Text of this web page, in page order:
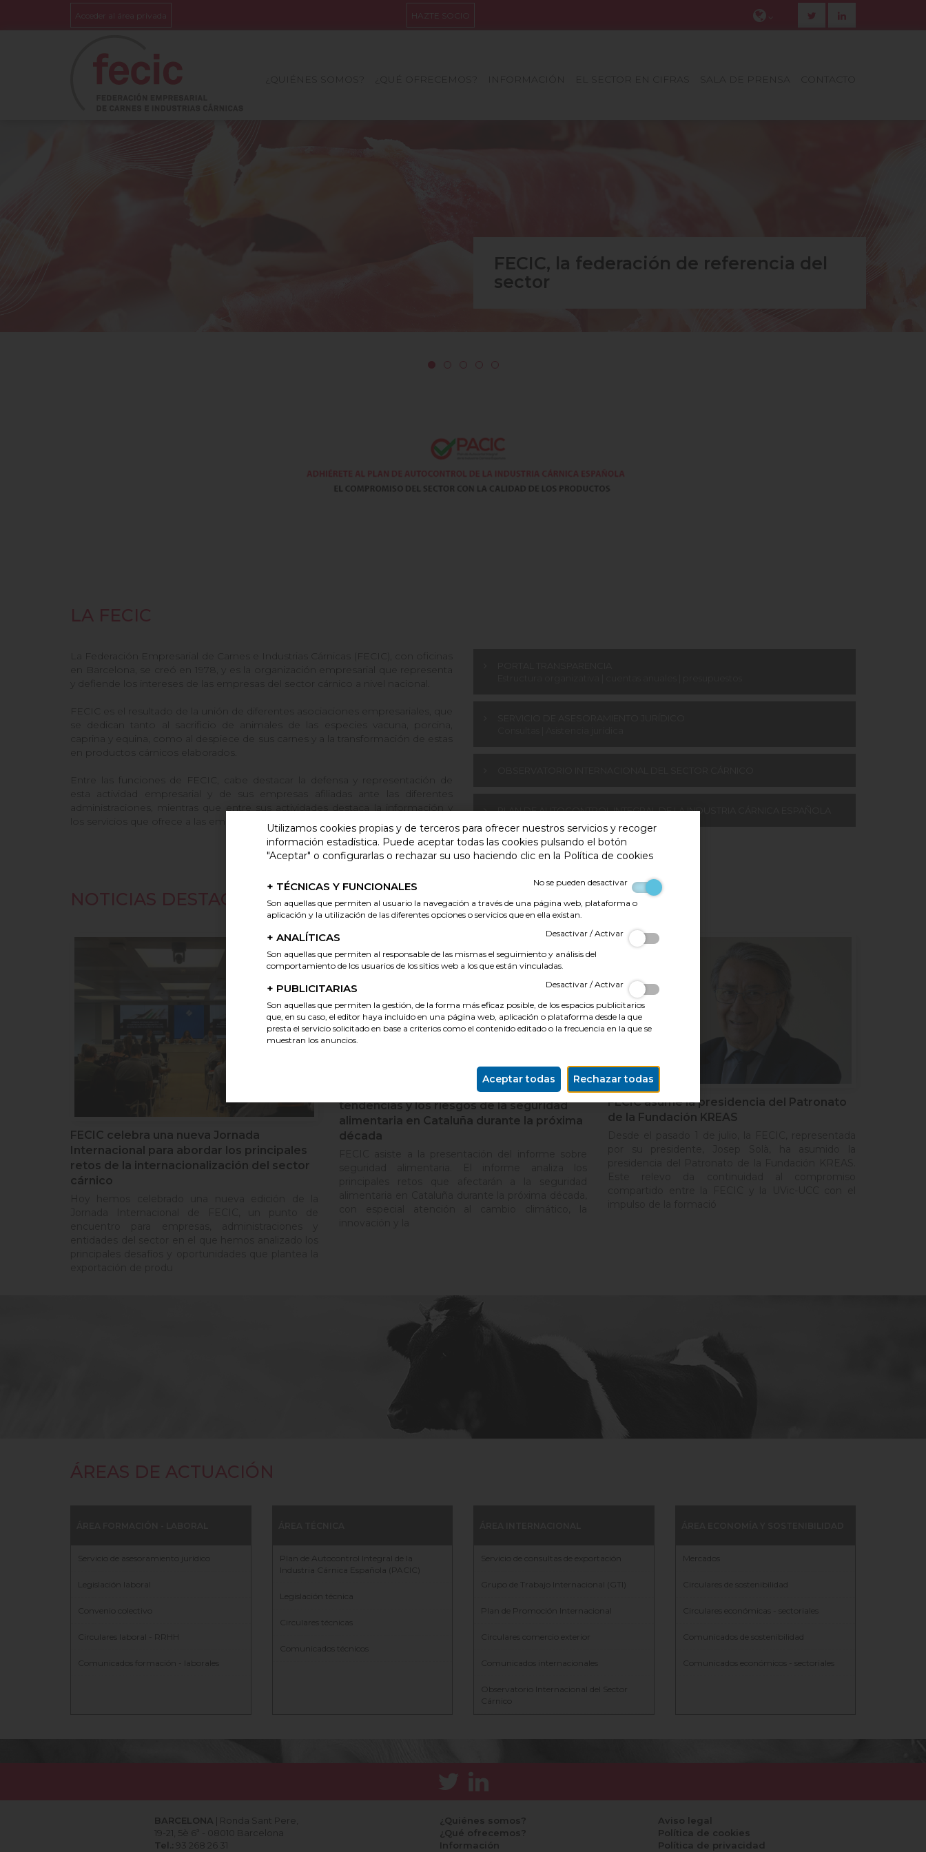
Acceder al área privada HAZTE SOCIO
¿QUIÉNES SOMOS? ¿QUÉ OFRECEMOS? INFORMACIÓN EL SECTOR EN CIFRAS SALA DE PRENSA CONTACTO
FECIC, la federación de referencia del
sector
Los medios hablan de nosotros
Conoce los datos del sector de primera
mano
Nuestros servicios se adaptan a tus
necesidades
FECIC se adhiere a Catalunya, Regió
LA FECIC
La Federación Empresarial de Carnes e Industrias Cárnicas (FECIC), con oficinas
en Barcelona, se creó en 1978, y es la organización empresarial que representa
y defiende los intereses de las empresas del sector cárnico a nivel nacional.
FECIC es el resultado de la unión de diferentes asociaciones empresariales, que
se dedican tanto al sacrificio de animales de las especies vacuna, porcina,
caprina y equina, como al despiece de sus carnes y a la transformación de estas
en productos cárnicos elaborados.
Entre las funciones de FECIC, cabe destacar la defensa y representación de
esta actividad empresarial y de sus empresas afiliadas ante las diferentes
administraciones, mientras que entre sus actividades destaca la información y
los servicios que ofrece a las empresas cárnicas.
PLAN DE AUTOCONTROL INTEGRAL DE LA INDUSTRIA CÁRNICA ESPAÑOLA
NOTICIAS DESTACADAS
FECIC celebra una nueva Jornada
Internacional para abordar los principales
retos de la internacionalización del sector
cárnico
Salut presenta un informe sobre las
tendencias y los riesgos de la seguridad
alimentaria en Cataluña durante la próxima
década
FECIC asume la presidencia del Patronato
de la Fundación KREAS
ÁREAS DE ACTUACIÓN
Servicio de asesoramiento jurídico
Legislación laboral
Convenio colectivo
Circulares laboral - RRHH
Comunicados formación - laborales
Plan de Autocontrol Integral de la
Industria Cárnica Española (PACIC)
Legislación técnica
Circulares técnicas
Comunicados técnicos
Servicio de consultas de exportación
Grupo de Trabajo Internacional (GTI)
Plan de Promoción Internacional
Circulares comercio exterior
Comunicados internacionales
Observatorio Internacional del Sector
Cárnico
Mercados
Circulares de sostenibilidad
Circulares económicas - sectoriales
Comunicados de sostenibilidad
Comunicados económicos - sectoriales
BARCELONA | Ronda Sant Pere,
19-21, 5è 6ª - 08010 Barcelona
Tel.:
93 268 26 31
¿Quiénes somos?
¿Qué ofrecemos?
Información
Aviso legal
Política de cookies
Política de privacidad
Utilizamos cookies propias y de terceros para ofrecer nuestros servicios y recoger
información estadística. Puede aceptar todas las cookies pulsando el botón
"Aceptar" o configurarlas o rechazar su uso haciendo clic en la Política de cookies
+ TÉCNICAS Y FUNCIONALES
No se pueden desactivar
Son aquellas que permiten al usuario la navegación a través de una página web, plataforma o
aplicación y la utilización de las diferentes opciones o servicios que en ella existan.
+ ANALÍTICAS
Desactivar / Activar
Son aquellas que permiten al responsable de las mismas el seguimiento y análisis del
comportamiento de los usuarios de los sitios web a los que están vinculadas.
+ PUBLICITARIAS
Desactivar / Activar
Son aquellas que permiten la gestión, de la forma más eficaz posible, de los espacios publicitarios
que, en su caso, el editor haya incluido en una página web, aplicación o plataforma desde la que
presta el servicio solicitado en base a criterios como el contenido editado o la frecuencia en la que se
muestran los anuncios.
Rechazar todas
Aceptar todas